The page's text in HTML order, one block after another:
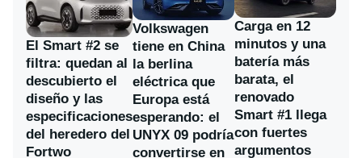
El Smart #2 se
filtra: quedan al
descubierto el
diseño y las
especificaciones
del heredero del
Fortwo
Volkswagen
tiene en China
la berlina
eléctrica que
Europa está
esperando: el
UNYX 09 podría
convertirse en
Carga en 12
minutos y una
batería más
barata, el
renovado
Smart #1 llega
con fuertes
argumentos